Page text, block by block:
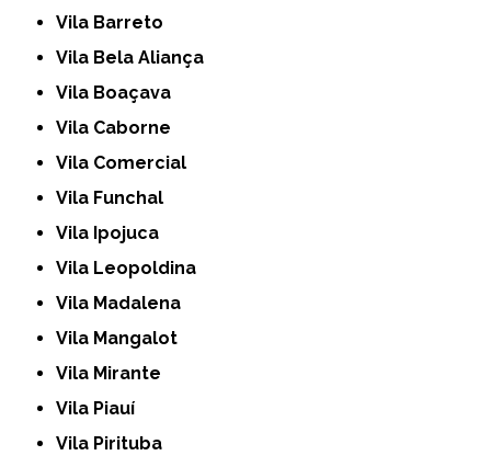
Vila Barreto
Vila Bela Aliança
Vila Boaçava
Vila Caborne
Vila Comercial
Vila Funchal
Vila Ipojuca
Vila Leopoldina
Vila Madalena
Vila Mangalot
Vila Mirante
Vila Piauí
Vila Pirituba